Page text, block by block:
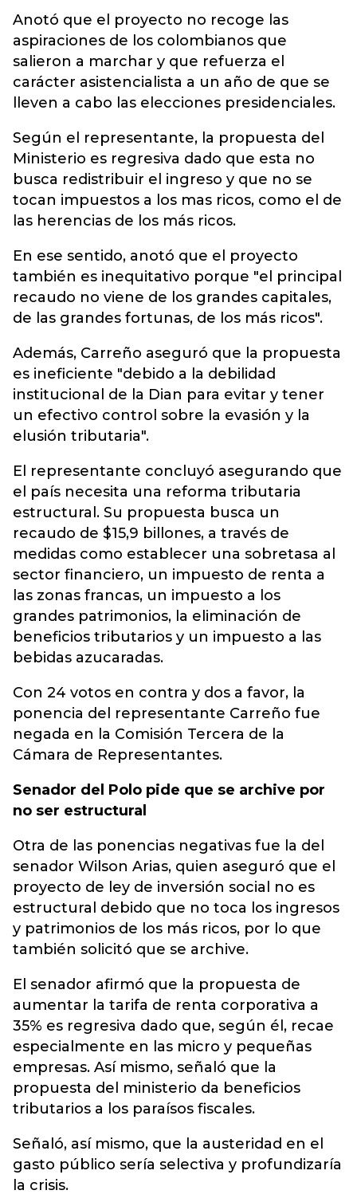
Anotó que el proyecto no recoge las
aspiraciones de los colombianos que
salieron a marchar y que refuerza el
carácter asistencialista a un año de que se
lleven a cabo las elecciones presidenciales.
Según el representante, la propuesta del
Ministerio es regresiva dado que esta no
busca redistribuir el ingreso y que no se
tocan impuestos a los mas ricos, como el de
las herencias de los más ricos.
En ese sentido, anotó que el proyecto
también es inequitativo porque "el principal
recaudo no viene de los grandes capitales,
de las grandes fortunas, de los más ricos".
Además, Carreño aseguró que la propuesta
es ineficiente "debido a la debilidad
institucional de la Dian para evitar y tener
un efectivo control sobre la evasión y la
elusión tributaria".
El representante concluyó asegurando que
el país necesita una reforma tributaria
estructural. Su propuesta busca un
recaudo de $15,9 billones, a través de
medidas como establecer una sobretasa al
sector financiero, un impuesto de renta a
las zonas francas, un impuesto a los
grandes patrimonios, la eliminación de
beneficios tributarios y un impuesto a las
bebidas azucaradas.
Con 24 votos en contra y dos a favor, la
ponencia del representante Carreño fue
negada en la Comisión Tercera de la
Cámara de Representantes.
Senador del Polo pide que se archive por
no ser estructural
Otra de las ponencias negativas fue la del
senador Wilson Arias, quien aseguró que el
proyecto de ley de inversión social no es
estructural debido que no toca los ingresos
y patrimonios de los más ricos, por lo que
también solicitó que se archive.
El senador afirmó que la propuesta de
aumentar la tarifa de renta corporativa a
35% es regresiva dado que, según él, recae
especialmente en las micro y pequeñas
empresas. Así mismo, señaló que la
propuesta del ministerio da beneficios
tributarios a los paraísos fiscales.
Señaló, así mismo, que la austeridad en el
gasto público sería selectiva y profundizaría
la crisis.